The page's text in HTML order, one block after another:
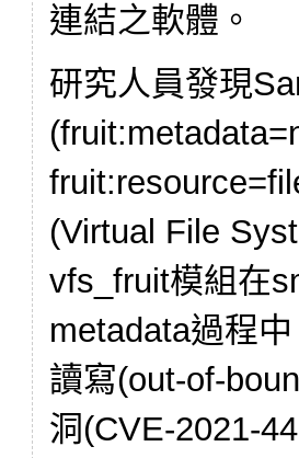
連結之軟體。
研究人員發現
(Virtual File
vfs_fruit模組在
metadata過程
讀寫(out-of-
洞(CVE-2021-